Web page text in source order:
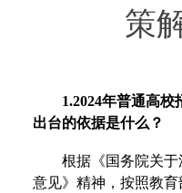
策
1.2024年普通高
出台的依据是什么？
根据《国务院关
意见》精神，按照教